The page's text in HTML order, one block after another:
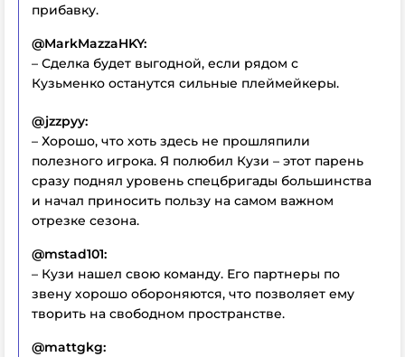
прибавку.
@MarkMazzaHKY:
– Сделка будет выгодной, если рядом с
Кузьменко останутся сильные плеймейкеры.
@jzzpyy:
– Хорошо, что хоть здесь не прошляпили
полезного игрока. Я полюбил Кузи – этот парень
сразу поднял уровень спецбригады большинства
и начал приносить пользу на самом важном
отрезке сезона.
@mstad101:
– Кузи нашел свою команду. Его партнеры по
звену хорошо обороняются, что позволяет ему
творить на свободном пространстве.
@mattgkg: